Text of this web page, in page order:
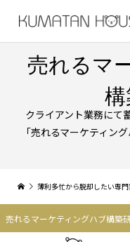
売れるマ
クライアント業務にて
「売れるマーケティン
薄利多忙から脱却したい専
売れるマーケティングハブ構築